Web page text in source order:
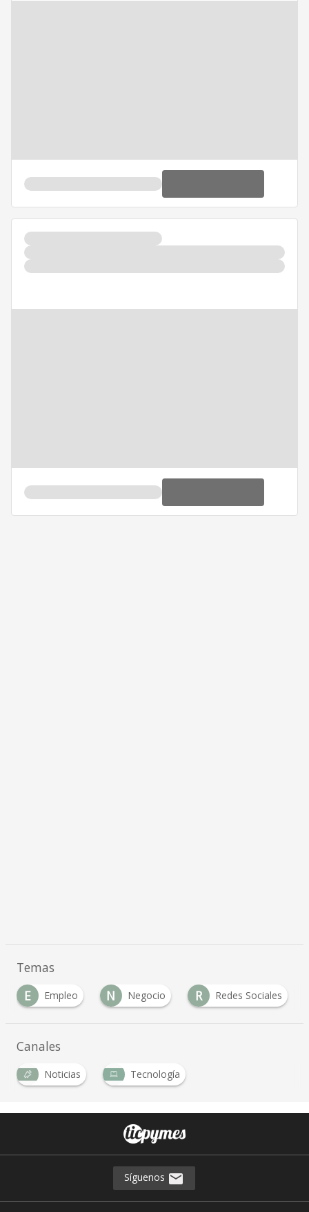
Temas
E
Empleo N Negocio R Redes Sociales
Canales
Noticias Tecnología
Síguenos